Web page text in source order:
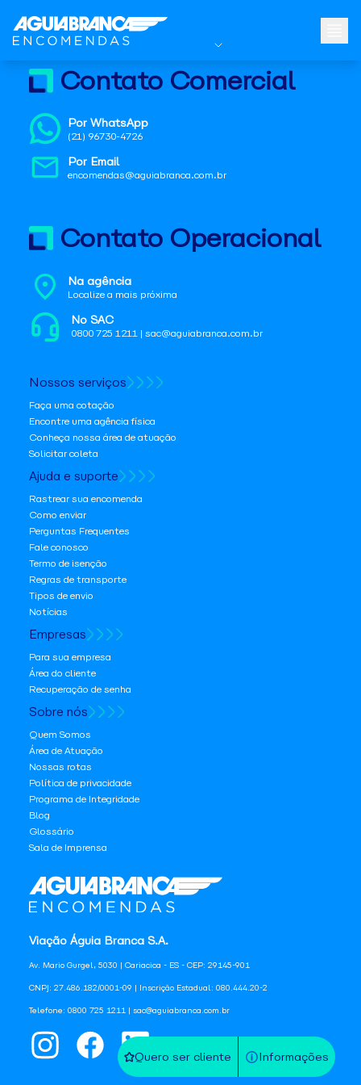
Quero ser cliente Informações
Viação Águia Branca S.A.
Av. Mario Gurgel, 5030 | Cariacica - ES - CEP: 29145-901
CNPJ: 27.486.182/0001-09 | Inscrição Estadual: 080.444.20-2
Telefone: 0800 725 1211 | sac@aguiabranca.com.br
Contato Comercial
Por WhatsApp
(21) 96730-4726
Por Email
encomendas@aguiabranca.com.br
Contato Operacional
Na agência
Localize a mais próxima
No SAC
0800 725 1211 | sac@aguiabranca.com.br
Nossos serviços
Faça uma cotação
Encontre uma agência física
Conheça nossa área de atuação
Solicitar coleta
Ajuda e suporte
Rastrear sua encomenda
Como enviar
Perguntas Frequentes
Fale conosco
Termo de isenção
Regras de transporte
Tipos de envio
Notícias
Empresas
Para sua empresa
Área do cliente
Recuperação de senha
Sobre nós
Quem Somos
Área de Atuação
Nossas rotas
Política de privacidade
Programa de Integridade
Blog
Glossário
Sala de Imprensa